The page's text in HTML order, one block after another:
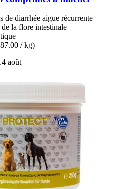
de diarrhée aigue récurrente
la flore intestinale
/ kg)
août